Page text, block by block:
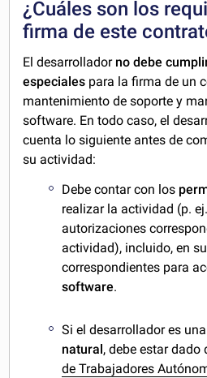
¿Cuáles son los
firma de este
El desarrollador no debe
especiales para la firma de un
mantenimiento de soporte y
software. En todo caso, el
cuenta lo siguiente antes de
su actividad:
Debe contar con los
realizar la actividad (p.
autorizaciones
actividad), incluido, en
correspondientes para
software.
Si el desarrollador es una
natural, debe estar dado
de Trabajadores